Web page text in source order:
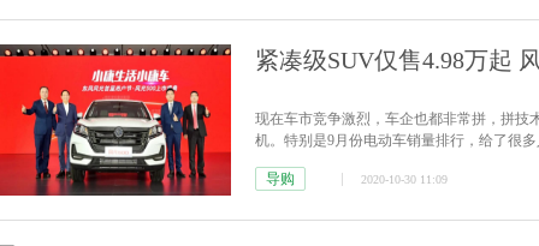
紧凑级SUV仅售4.98万起
现在车市竞争激烈，车企也都非常拼，拼技
机。特别是9月份电动车销量排行，给了很
导购
2020-10-30 11:09